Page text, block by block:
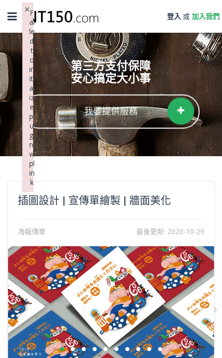
Toggle
navigation
登入 或 加入我們
第三方支付保障
安心搞定大小事
我要提供服務
插圖設計 | 宣傳單繪製 | 牆面美化
海報傳單 最後更新: 2020-10-29
Previous
F
ai
le
d
t
o
in
iti
al
iz
e
pl
u
gi
n:
w
pl
in
k
×
Failed to initialize plugin: wplink